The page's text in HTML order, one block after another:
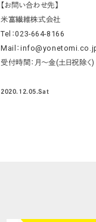
【お問い合わせ先】
米富繊維株式会社
Tel：023-664-8166
Mail：
受付時間：月～金(土日祝除
2020.12.05.Sat